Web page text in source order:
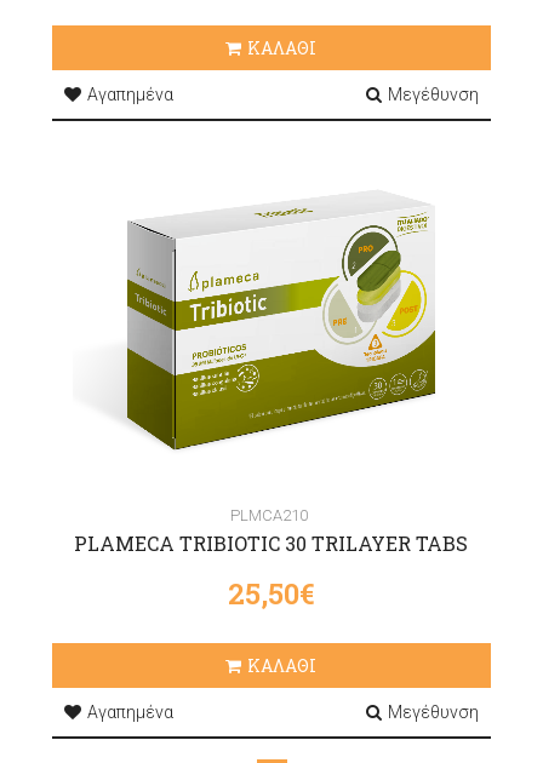
ΚΑΛΑΘΙ
Αγαπημένα Μεγέθυνση
PLMCA210
PLAMECA TRIBIOTIC 30 TRILAYER TABS
25,50€
ΚΑΛΑΘΙ
Αγαπημένα Μεγέθυνση